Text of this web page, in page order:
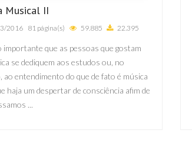
Musical II
2016 81 página(s) 59.885 22.395
importante que as pessoas que gostam
se dediquem aos estudos ou, no
ao entendimento do que de fato é música
haja um despertar de consciência afim de
...